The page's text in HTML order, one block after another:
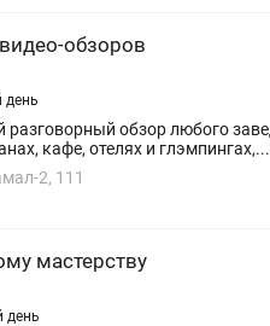
обзоров
день
любого заведения (снять на телефон) metropólis almaty
кафе, отелях и глэмпингах,...
2, 111
мастерству
день